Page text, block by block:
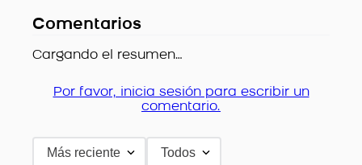
Comentarios
Cargando el resumen…
Por favor, inicia sesión para escribir un
comentario.
Más reciente Todos